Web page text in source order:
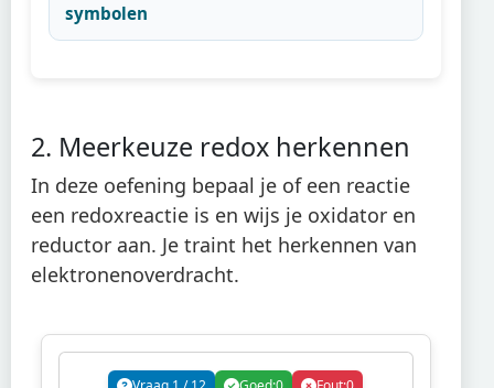
symbolen
2. Meerkeuze redox herkennen
In deze oefening bepaal je of een reactie
een redoxreactie is en wijs je oxidator en
reductor aan. Je traint het herkennen van
elektronenoverdracht.